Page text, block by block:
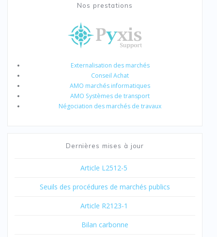
Nos prestations
Externalisation des marchés
Conseil Achat
AMO marchés informatiques
AMO Systèmes de transport
Négociation des marchés de travaux
Dernières mises à jour
Article L2512-5
Seuils des procédures de marchés publics
Article R2123-1
Bilan carbonne